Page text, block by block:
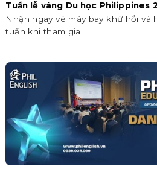
Tuần lễ vàng Du học Philippines
Nhận ngay vé máy bay khứ hồi và
tuần khi tham gia